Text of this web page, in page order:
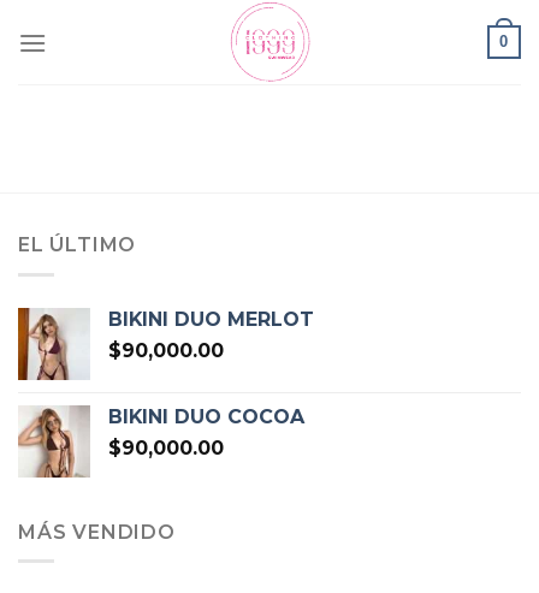
to
0
EL ÚLTIMO
BIKINI DUO MERLOT
$90,000.00
BIKINI DUO COCOA
$90,000.00
MÁS VENDIDO